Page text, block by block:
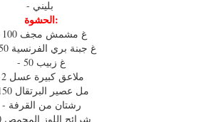
الحشوة:
- 100 غ مشمش مجف
- 150 غ جبنة بري الفرنسية
- 50 غ زبيب
- رشتان من القرفة
30 شرائح اللوز المحمص